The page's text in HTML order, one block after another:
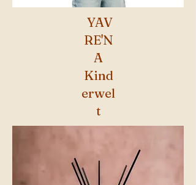
YAV
RE'N
A
Kind
erwel
t